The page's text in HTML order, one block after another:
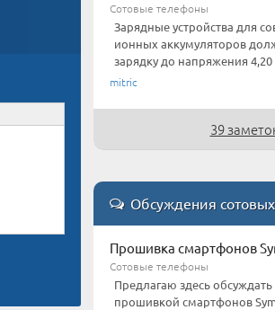
Сотовые телефоны
Зарядные устройства для
ионных аккумуляторов
зарядку до напряжения 4,20
mitric
39
Обсуждения
Прошивка смартфонов
Сотовые телефоны
Предлагаю здесь
прошивкой смартфонов